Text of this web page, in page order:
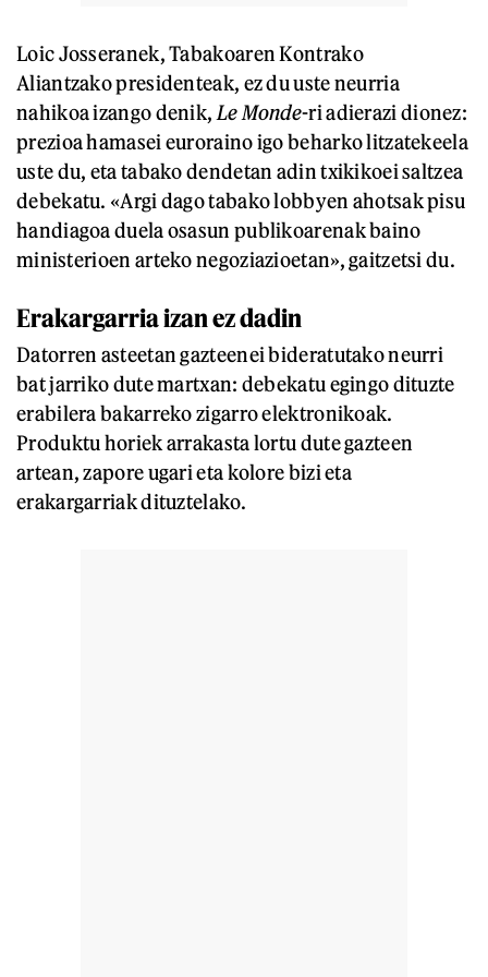
Loic Josseranek, Tabakoaren Kontrako
Aliantzako presidenteak, ez du uste neurria
nahikoa izango denik, Le Monde-ri adierazi dionez:
prezioa hamasei euroraino igo beharko litzatekeela
uste du, eta tabako dendetan adin txikikoei saltzea
debekatu. «Argi dago tabako lobbyen ahotsak pisu
handiagoa duela osasun publikoarenak baino
ministerioen arteko negoziazioetan», gaitzetsi du.
Erakargarria izan ez dadin
Datorren asteetan gazteenei bideratutako neurri
bat jarriko dute martxan: debekatu egingo dituzte
erabilera bakarreko zigarro elektronikoak.
Produktu horiek arrakasta lortu dute gazteen
artean, zapore ugari eta kolore bizi eta
erakargarriak dituztelako.